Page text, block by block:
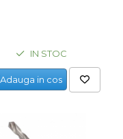
IN STOC
Adauga in cos